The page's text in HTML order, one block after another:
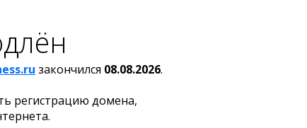
закончился 08.08.2026.
регистрацию домена,